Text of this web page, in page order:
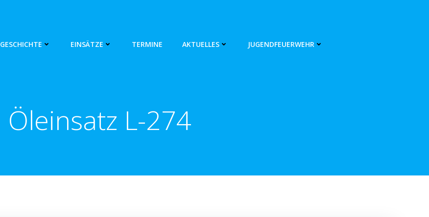
GESCHICHTE EINSÄTZE TERMINE AKTUELLES JUGENDFEUERWEHR
Öleinsatz L-274